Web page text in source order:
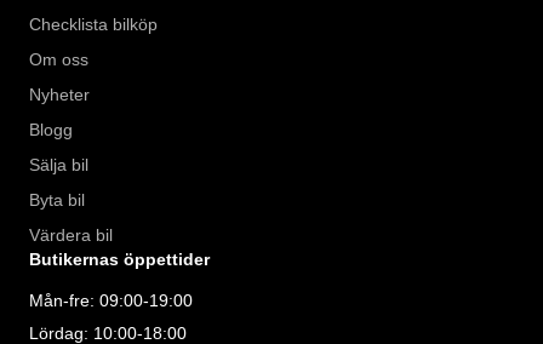
Checklista bilköp
Om oss
Nyheter
Blogg
Sälja bil
Byta bil
Värdera bil
Butikernas öppettider
Mån-fre: 09:00-19:00
Lördag: 10:00-18:00